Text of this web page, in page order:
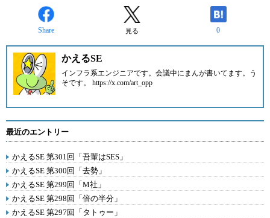
Share 見る 0
かえるSE
インフラ系エンジニアです。会議中にまんが書いてます。う
そです。 https://x.com/art_opp
最近のエントリー
かえるSE 第301回「吾輩はSES」
かえるSE 第300回「去勢」
かえるSE 第299回「M社」
かえるSE 第298回「倍の半分」
かえるSE 第297回「タトゥー」